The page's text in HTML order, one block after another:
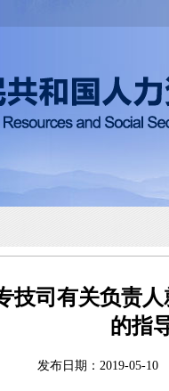
技司有关负责
的指
发布日期：